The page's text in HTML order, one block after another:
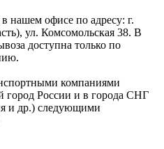
нашем офисе по адресу: г.
ул. Комсомольская 38. В
доступна только по
компаниями
город России и в города СНГ
и др.) следующими